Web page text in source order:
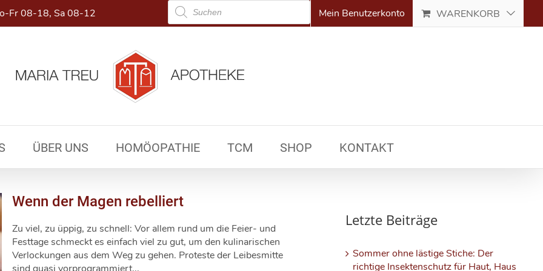
Fr 08-18, Sa 08-12
Products
search Mein Benutzerkonto WARENKORB
ÜBER UNS HOMÖOPATHIE TCM SHOP KONTAKT
Wenn der Magen rebelliert
Zu viel, zu üppig, zu schnell: Vor allem rund um die Feier- und
Festtage schmeckt es einfach viel zu gut, um den kulinarischen
Verlockungen aus dem Weg zu gehen. Proteste der Leibesmitte
Letzte Beiträge
Sommer ohne lästige Stiche: Der
richtige Insektenschutz für Haut, Haus